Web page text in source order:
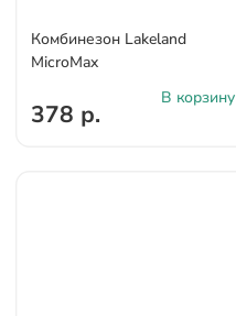
Комбинезон Lakeland
MicroMax
378 р.
В корзину